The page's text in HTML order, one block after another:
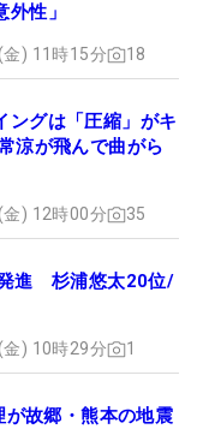
性」
) 11時15分 18
ングは「圧縮」がキ
涼が飛んで曲がら
) 12時00分 35
進 杉浦悠太20位/
) 10時29分 1
が故郷・熊本の地震